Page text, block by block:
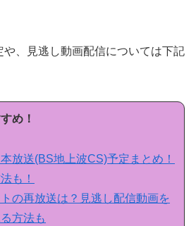
や、見逃し動画配信については下記
め！
放送(BS地上波CS)予定まとめ！
も！
の再放送は？見逃し配信動画を
方法も